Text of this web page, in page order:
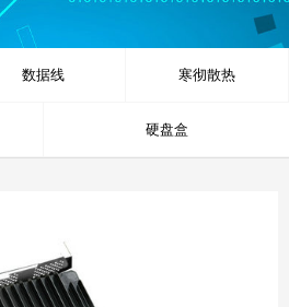
数据线 寒彻散热
硬盘盒